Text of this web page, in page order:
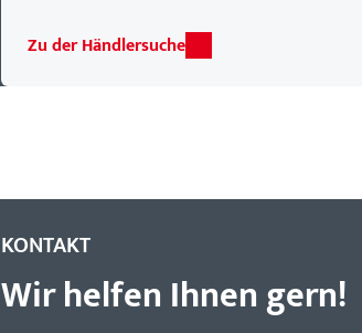
Zu der Händlersuche
KONTAKT
Wir helfen Ihnen gern!